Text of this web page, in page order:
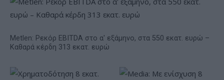
Metlen: Ρεκόρ EBITDA στο α' εξάμηνο, στα 550 εκατ. ευρώ –
Καθαρά κέρδη 313 εκατ. ευρώ